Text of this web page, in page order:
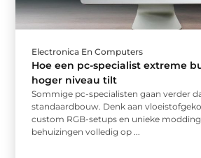
Electronica En Computers
Hoe een pc-specialist extreme
hoger niveau tilt
Sommige pc-specialisten gaan verder
standaardbouw. Denk aan
custom RGB-setups en unieke
behuizingen volledig op ...